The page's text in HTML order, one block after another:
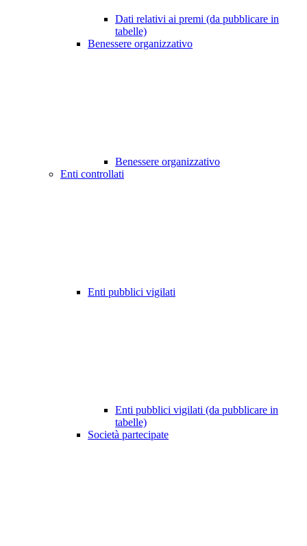
Dati relativi ai premi (da pubblicare in
tabelle)
Benessere organizzativo
Benessere organizzativo
Enti controllati
Enti pubblici vigilati
Enti pubblici vigilati (da pubblicare in
tabelle)
Società partecipate